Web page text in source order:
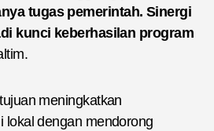
tugas pemerintah. Sinergi
kunci keberhasilan program
meningkatkan
lokal dengan mendorong